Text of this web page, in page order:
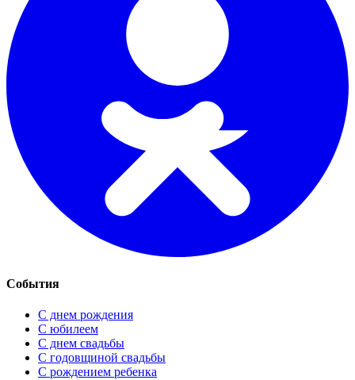
События
С днем рождения
С юбилеем
С днем свадьбы
С годовщиной свадьбы
С рождением ребенка